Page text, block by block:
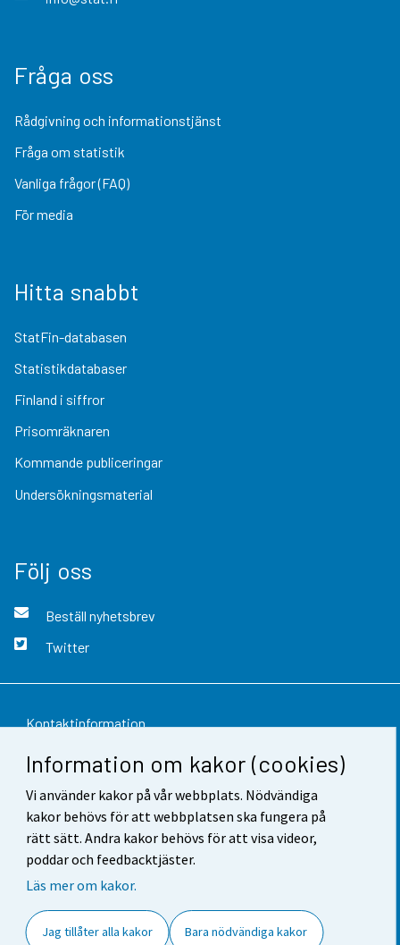
Information om kakor (cookies)
Vi använder kakor på vår webbplats. Nödvändiga
kakor behövs för att webbplatsen ska fungera på
rätt sätt. Andra kakor behövs för att visa videor,
poddar och feedbacktjäster.
Läs mer om kakor.
Jag tillåter alla kakor Bara nödvändiga kakor
Fråga oss
Rådgivning och informationstjänst
Fråga om statistik
Vanliga frågor (FAQ)
För media
Hitta snabbt
StatFin-databasen
Statistikdatabaser
Finland i siffror
Prisomräknaren
Kommande publiceringar
Undersökningsmaterial
Följ oss
Beställ nyhetsbrev
Twitter
Kontaktinformation
Respons
Användarvillkor
Dataskydd
Tillgänglighet
Cookie-inställningar